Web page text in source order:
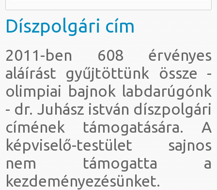
Díszpolgári cím
2011-ben 608 érvényes
aláírást gyűjtöttünk össze -
olimpiai bajnok labdarúgónk
- dr. Juhász istván díszpolgári
címének támogatására. A
képviselő-testület sajnos
nem támogatta a
kezdeményezésünket.